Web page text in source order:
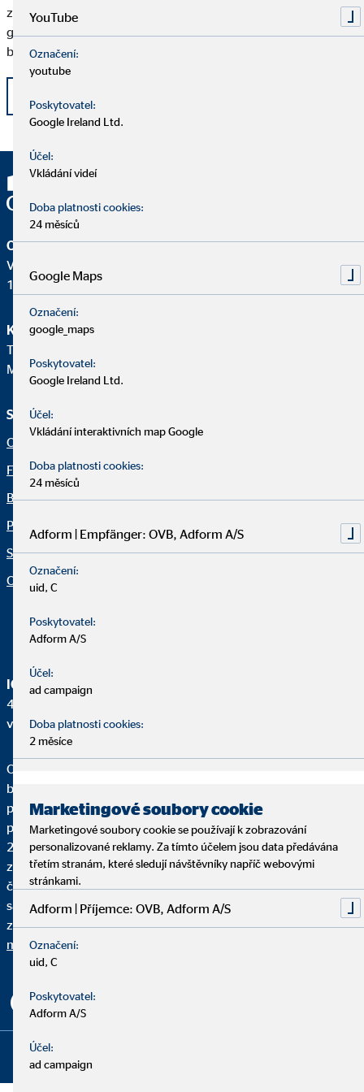
z největších přidaných hodnot služby OVB. Je důležité být
gramotný, ale to v dnešní době nestačí. Ještě důležitější je totiž
být finančně gramotný.
OVB Allfinanz, a.s.
V Parku 2343/24
148 00 Praha 4 – Chodov
Klientská linka
Telefon:
Mail:klient@ovb.cz
Služby a informace
O nás
Finanční řešení
Blog
Pro média
Servis
Organization: "Fakta OVB"
Právní ujednání
Netiketa
IČO:
48040410, společnost zapsána v obchodním rejstříku
vedeném Městským soudem v Praze v oddílu B, vložce 9697
OVB Allfinanz, a.s. je subjekt registrovaný u České národní
banky jako samostatný zprostředkovatel v postavení
pojišťovacího agenta dle zákona č. 170/2018 Sb., o distribuci
pojištění a zajištění; investiční zprostředkovatel dle zákona č.
256/2004 Sb., o podnikání na kapitálovém trhu; samostatný
zprostředkovatel doplňkového penzijního spoření dle zákona
č. 427/2011 Sb., o doplňkovém penzijním spoření a jako
samostatný zprostředkovatel spotřebitelských úvěrů dle
zákona č. 257/2016 Sb., o spotřebitelském úvěru.Informační
memorandum OVB Allfinanz, a.s.
Copyright © 2026 by OVB Allfinanz, a.s. ČR | All Rights
YouTube
Označení:
youtube
Poskytovatel:
Google Ireland Ltd.
Účel:
Vkládání videí
Doba platnosti cookies:
24 měsíců
Google Maps
Označení:
google_maps
Poskytovatel:
Google Ireland Ltd.
Účel:
Vkládání interaktivních map Google
Doba platnosti cookies:
24 měsíců
Adform | Empfänger: OVB, Adform A/S
Označení:
uid, C
Poskytovatel:
Adform A/S
Účel:
ad campaign
Doba platnosti cookies:
2 měsíce
Marketingové soubory cookie
Marketingové soubory cookie se používají k zobrazování
personalizované reklamy. Za tímto účelem jsou data předávána
třetím stranám, které sledují návštěvníky napříč webovými
stránkami.
Adform | Příjemce: OVB, Adform A/S
Označení:
uid, C
Poskytovatel:
Adform A/S
Účel:
ad campaign